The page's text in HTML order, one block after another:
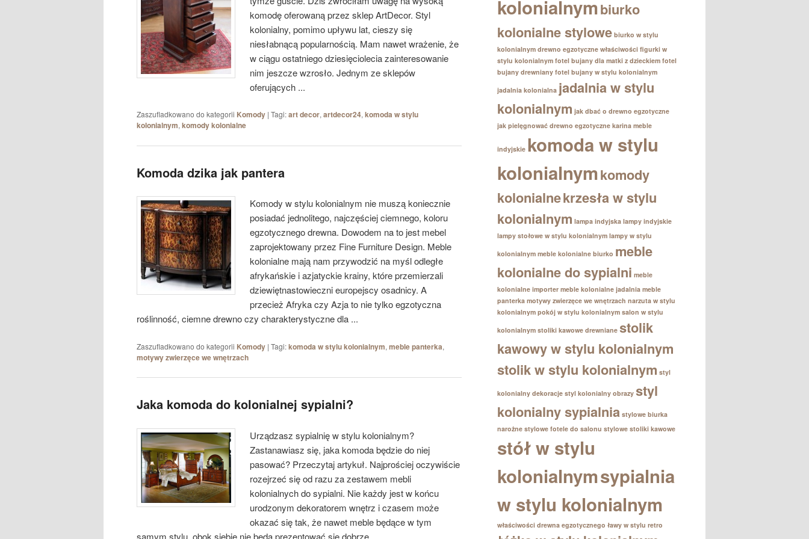
komodę oferowaną przez sklep ArtDecor. Styl
kolonialny, pomimo upływu lat, cieszy się
niesłabnącą popularnością. Mam nawet wrażenie, że
w ciągu ostatniego dziesięciolecia zainteresowanie
nim jeszcze wzrosło. Jednym ze sklepów
oferujących ...
Zaszufladkowano do kategorii Komody | Tagi:art decor, artdecor24, komoda w stylu
kolonialnym, komody kolonialne
Komoda dzika jak pantera
Komody w stylu kolonialnym nie muszą koniecznie
posiadać jednolitego, najczęściej ciemnego, koloru
egzotycznego drewna. Dowodem na to jest mebel
zaprojektowany przez Fine Furniture Design. Meble
kolonialne mają nam przywodzić na myśl odległe
afrykańskie i azjatyckie krainy, które przemierzali
dziewiętnastowieczni europejscy osadnicy. A
przecież Afryka czy Azja to nie tylko egzotyczna
roślinność, ciemne drewno czy charakterystyczne dla ...
Zaszufladkowano do kategorii Komody | Tagi:komoda w stylu kolonialnym, meble panterka,
motywy zwierzęce we wnętrzach
Jaka komoda do kolonialnej sypialni?
Urządzasz sypialnię w stylu kolonialnym?
Zastanawiasz się, jaka komoda będzie do niej
pasować? Przeczytaj artykuł. Najprościej oczywiście
rozejrzeć się od razu za zestawem mebli
kolonialnych do sypialni. Nie każdy jest w końcu
urodzonym dekoratorem wnętrz i czasem może
okazać się tak, że nawet meble będące w tym
samym stylu, obok siebie nie będą prezentować się dobrze. ...
kolonialnymbiurko
kolonialne stylowe biurko w stylu
kolonialnym drewno egzotyczne właściwości figurki w
stylu kolonialnym fotel bujany dla matki z dzieckiem fotel
bujany drewniany fotel bujany w stylu kolonialnym
jadalnia kolonialna jadalnia w stylu
kolonialnym jak dbać o drewno egzotyczne
jak pielęgnować drewno egzotyczne karina meble
indyjskie komoda w stylu
kolonialnymkomody
kolonialnekrzesła w stylu
kolonialnym lampa indyjska lampy indyjskie
lampy stołowe w stylu kolonialnym lampy w stylu
kolonialnym meble kolonialne biurko meble
kolonialne do sypialni meble
kolonialne importer meble kolonialne jadalnia meble
panterka motywy zwierzęce we wnętrzach narzuta w stylu
kolonialnym pokój w stylu kolonialnym salon w stylu
kolonialnym stoliki kawowe drewniane stolik
kawowy w stylu kolonialnym
stolik w stylu kolonialnym styl
kolonialny dekoracje styl kolonialny obrazy styl
kolonialny sypialnia stylowe biurka
narożne stylowe fotele do salonu stylowe stoliki kawowe
stół w stylu
kolonialnymsypialnia
w stylu kolonialnym
właściwości drewna egzotycznego ławy w stylu retro